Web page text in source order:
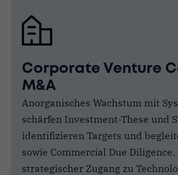
Corporate Venture
M&A
Anorganisches Wachstum mit
schärfen Investment-These und
identifizieren Targets und
sowie Commercial Due
strategischer Zugang zu